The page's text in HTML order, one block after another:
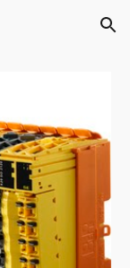
Skip to navigation